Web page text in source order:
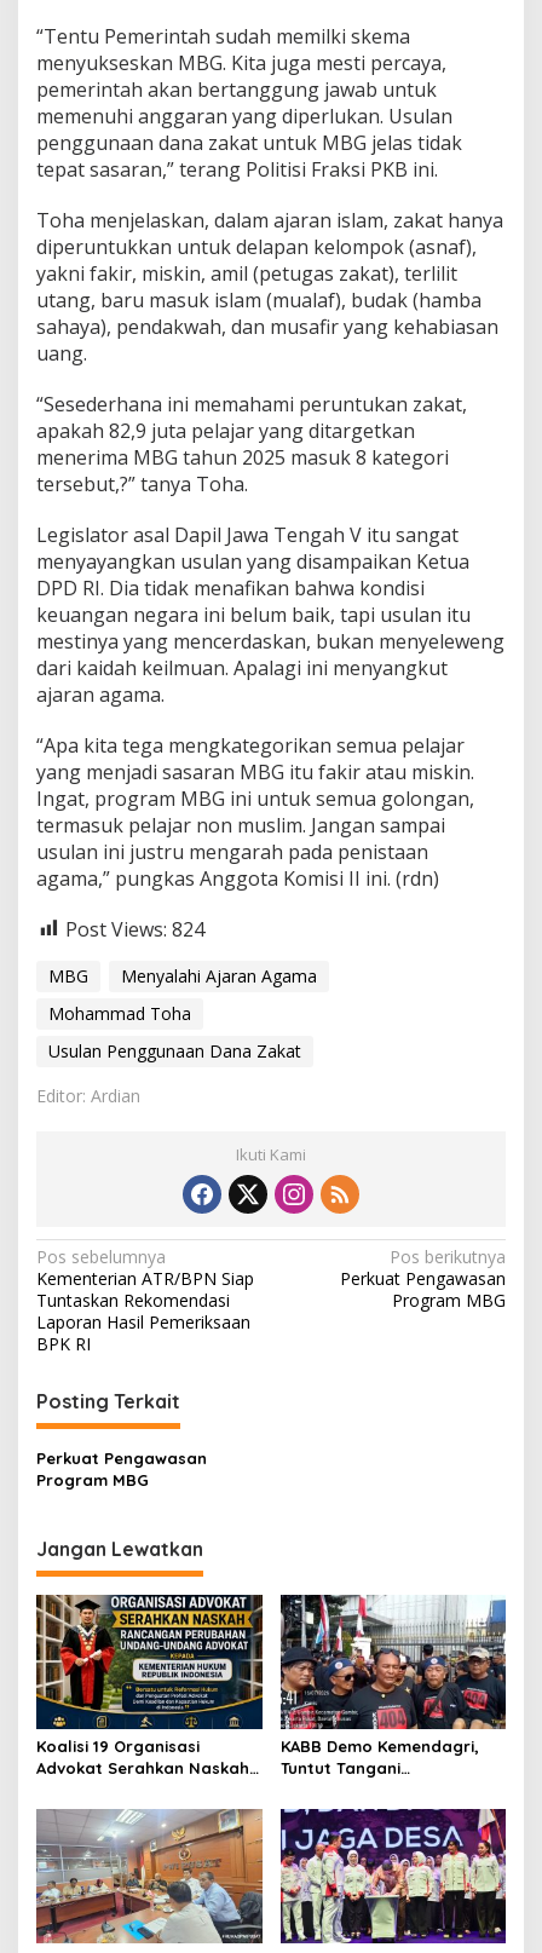
“Tentu Pemerintah sudah memilki skema
menyukseskan MBG. Kita juga mesti percaya,
pemerintah akan bertanggung jawab untuk
memenuhi anggaran yang diperlukan. Usulan
penggunaan dana zakat untuk MBG jelas tidak
tepat sasaran,” terang Politisi Fraksi PKB ini.
Toha menjelaskan, dalam ajaran islam, zakat hanya
diperuntukkan untuk delapan kelompok (asnaf),
yakni fakir, miskin, amil (petugas zakat), terlilit
utang, baru masuk islam (mualaf), budak (hamba
sahaya), pendakwah, dan musafir yang kehabiasan
uang.
“Sesederhana ini memahami peruntukan zakat,
apakah 82,9 juta pelajar yang ditargetkan
menerima MBG tahun 2025 masuk 8 kategori
tersebut,?” tanya Toha.
Legislator asal Dapil Jawa Tengah V itu sangat
menyayangkan usulan yang disampaikan Ketua
DPD RI. Dia tidak menafikan bahwa kondisi
keuangan negara ini belum baik, tapi usulan itu
mestinya yang mencerdaskan, bukan menyeleweng
dari kaidah keilmuan. Apalagi ini menyangkut
ajaran agama.
“Apa kita tega mengkategorikan semua pelajar
yang menjadi sasaran MBG itu fakir atau miskin.
Ingat, program MBG ini untuk semua golongan,
termasuk pelajar non muslim. Jangan sampai
usulan ini justru mengarah pada penistaan
agama,” pungkas Anggota Komisi II ini. (rdn)
Post Views: 824
MBG
Menyalahi Ajaran Agama
Mohammad Toha
Usulan Penggunaan Dana Zakat
Editor: Ardian
Ikuti Kami
N
a
v
g
a
s
p
o
s
Pos sebelumnya
Kementerian ATR/BPN Siap
Tuntaskan Rekomendasi
Laporan Hasil Pemeriksaan
BPK RI
Pos berikutnya
Perkuat Pengawasan
Program MBG
Posting Terkait
Perkuat Pengawasan
Program MBG
Jangan Lewatkan
Koalisi 19 Organisasi
Advokat Serahkan Naskah
Hukum RI
KABB Demo Kemendagri,
Tuntut Tangani
Jabatan